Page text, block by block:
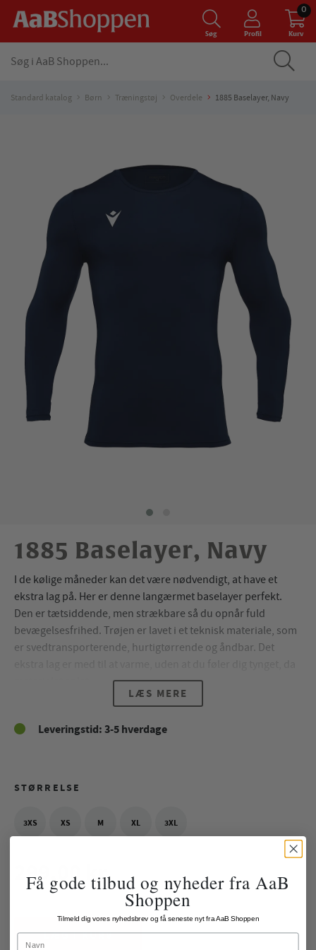
Søg Profil Kurv
0
Standard katalog Børn Træningstøj Overdele 1885 Baselayer, Navy
1885 Baselayer, Navy
I de kølige måneder kan det være nødvendigt, at have et
ekstra lag på. Her er denne langærmet baselayer perfekt.
Den er tætsiddende, men strækbare så du opnår fuld
bevægelsesfrihed. Trøjen er lavet i et teknisk materiale, som
er svedtransporterende, hurtigtørrende og åndbar. Det
Produktspecifikationer:
88% polyester, 12% elastan
LÆS MERE
Leveringstid: 3-5 hverdage
STØRRELSE
3XS XS M XL 3XL
299,00 kr.
ekskl. fragt
LÆG I KURV
Få gode tilbud og nyheder fra AaB
Shoppen
Tilmeld dig vores nyhedsbrev og få seneste nyt fra AaB Shoppen
Name